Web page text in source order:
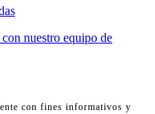
nuestro equipo de
con fines informativos y